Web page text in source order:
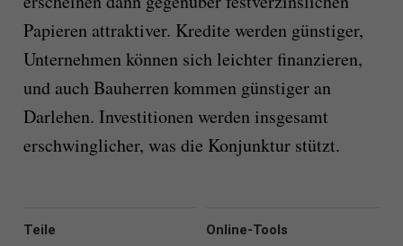
Papieren attraktiver. Kredite werden günstiger,
Unternehmen können sich leichter finanzieren,
und auch Bauherren kommen günstiger an
Darlehen. Investitionen werden insgesamt
erschwinglicher, was die Konjunktur stützt.
Online-Tools
Teile